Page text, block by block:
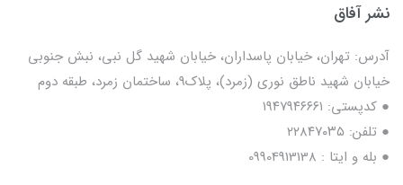
نشر آفاق
آدرس: تهران، خیابان پاسداران، خیابان شهید گل نبی، نبش جنوبی
خیابان شهید ناطق نوری (زمرد)، پلاک9، ساختمان زمرد، طبقه دوم
● کدپستی: ۱۹۴۷۹۴۶۶۶۱
● تلفن: ٢٢٨۴٧۰۳۵
● بله و ایتا : 09904913138